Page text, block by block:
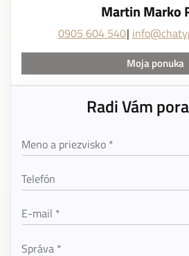
Martin Marko
0905 604 540
Moja ponuka
Radi Vám